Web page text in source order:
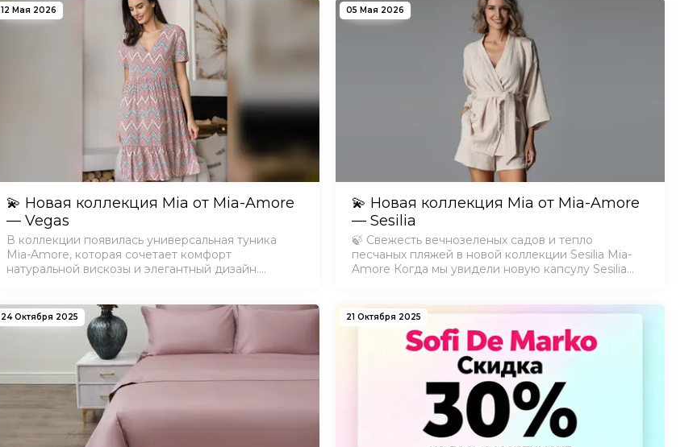
12 Мая 2026
💫 Новая коллекция Mia от Mia-Amore
— Vegas
В коллекции появилась универсальная туника
Mia-Amore, которая сочетает комфорт
натуральной вискозы и элегантный дизайн.
ценителям классики, так и поклонн…
05 Мая 2026
💫 Новая коллекция Mia от Mia-Amore
— Sesilia
🍃 Свежесть вечнозеленых садов и тепло
песчаных пляжей в новой коллекции Sesilia Mia-
Amore Когда мы увидели новую капсулу Sesilia
вы можете перен…
24 Октября 2025 21 Октября 2025